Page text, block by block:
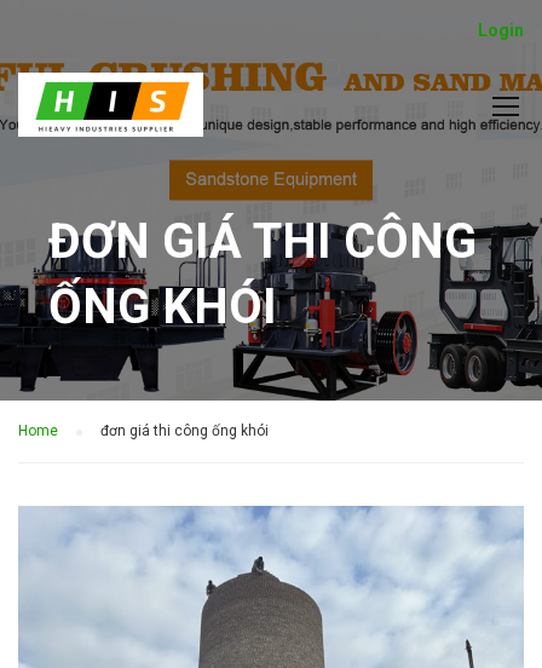
Login
ĐƠN GIÁ THI CÔNG
ỐNG KHÓI
Home đơn giá thi công ống khói